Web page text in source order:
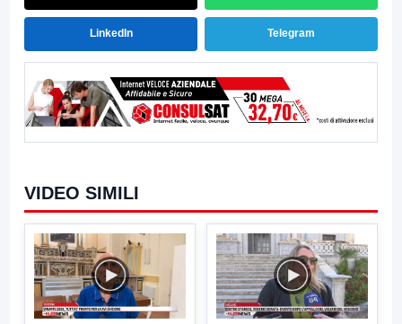
LinkedIn Telegram
VIDEO SIMILI